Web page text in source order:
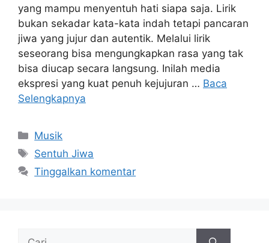
yang mampu menyentuh hati siapa saja. Lirik
bukan sekadar kata-kata indah tetapi pancaran
jiwa yang jujur dan autentik. Melalui lirik
seseorang bisa mengungkapkan rasa yang tak
bisa diucap secara langsung. Inilah media
ekspresi yang kuat penuh kejujuran … Baca
Selengkapnya
Kategori
Musik
Tag
Sentuh Jiwa
Tinggalkan komentar